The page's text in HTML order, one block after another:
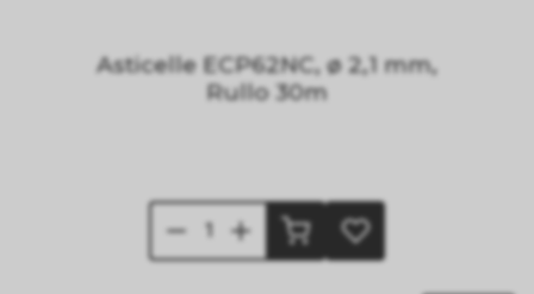
Asticelle ECP62NC, ø 2,1 mm,
Rullo 30m